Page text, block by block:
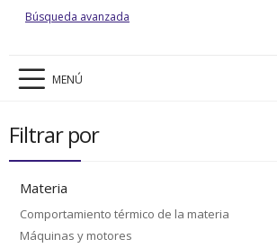
Búsqueda avanzada
MENÚ
Filtrar por
Materia
Comportamiento térmico de la materia
Máquinas y motores